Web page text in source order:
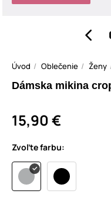
Úvod Oblečenie Ženy
Dámska mikina
15,90 €
Zvoľte farbu: